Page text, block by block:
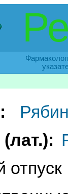
отпуск